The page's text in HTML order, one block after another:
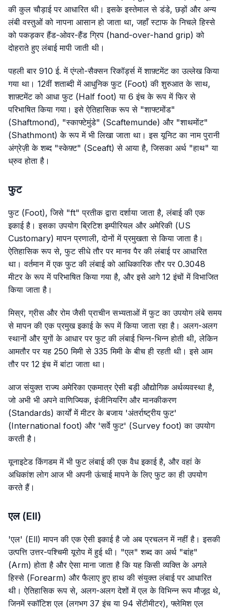
की कुल चौड़ाई पर आधारित थी। इसके इस्तेमाल से डंडे, छड़ों और अन्य
लंबी वस्तुओं को नापना आसान हो जाता था, जहाँ स्टाफ के निचले हिस्से
को पकड़कर हैंड-ओवर-हैंड ग्रिप (hand-over-hand grip) को
दोहराते हुए लंबाई मापी जाती थी।
पहली बार 910 ई. में एंग्लो-सैक्सन रिकॉर्ड्स में शाफ़्टमेंट का उल्लेख किया
गया था। 12वीं शताब्दी में आधुनिक फुट (Foot) की शुरुआत के साथ,
शाफ़्टमेंट को आधा फुट (Half foot) या 6 इंच के रूप में फिर से
परिभाषित किया गया। इसे ऐतिहासिक रूप से "शाफ्टमोंड"
(Shaftmond), "स्काफ्टेमुंडे" (Scaftemunde) और "शाथमोंट"
(Shathmont) के रूप में भी लिखा जाता था। इस यूनिट का नाम पुरानी
अंग्रेज़ी के शब्द "स्केफ़्ट" (Sceaft) से आया है, जिसका अर्थ "हाथ" या
ध्रुव होता है।
फुट
फुट (Foot), जिसे "ft" प्रतीक द्वारा दर्शाया जाता है, लंबाई की एक
इकाई है। इसका उपयोग ब्रिटिश इम्पीरियल और अमेरिकी (US
Customary) मापन प्रणाली, दोनों में प्रमुखता से किया जाता है।
ऐतिहासिक रूप से, फुट सीधे तौर पर मानव पैर की लंबाई पर आधारित
था। वर्तमान में एक फुट की लंबाई को आधिकारिक तौर पर 0.3048
मीटर के रूप में परिभाषित किया गया है, और इसे आगे 12 इंचों में विभाजित
किया जाता है।
मिस्र, ग्रीस और रोम जैसी प्राचीन सभ्यताओं में फुट का उपयोग लंबे समय
से मापन की एक प्रमुख इकाई के रूप में किया जाता रहा है। अलग-अलग
स्थानों और युगों के आधार पर फुट की लंबाई भिन्न-भिन्न होती थी, लेकिन
आमतौर पर यह 250 मिमी से 335 मिमी के बीच ही रहती थी। इसे आम
तौर पर 12 इंच में बांटा जाता था।
आज संयुक्त राज्य अमेरिका एकमात्र ऐसी बड़ी औद्योगिक अर्थव्यवस्था है,
जो अभी भी अपने वाणिज्यिक, इंजीनियरिंग और मानकीकरण
(Standards) कार्यों में मीटर के बजाय 'अंतर्राष्ट्रीय फुट'
(International foot) और 'सर्वे फुट' (Survey foot) का उपयोग
करती है।
यूनाइटेड किंगडम में भी फुट लंबाई की एक वैध इकाई है, और वहां के
अधिकांश लोग आज भी अपनी ऊंचाई मापने के लिए फुट का ही उपयोग
करते हैं।
एल (Ell)
'एल' (Ell) मापन की एक ऐसी इकाई है जो अब प्रचलन में नहीं है। इसकी
उत्पत्ति उत्तर-पश्चिमी यूरोप में हुई थी। "एल" शब्द का अर्थ "बांह"
(Arm) होता है और ऐसा माना जाता है कि यह किसी व्यक्ति के अगले
हिस्से (Forearm) और फैलाए हुए हाथ की संयुक्त लंबाई पर आधारित
थी। ऐतिहासिक रूप से, अलग-अलग देशों में एल के विभिन्न रूप मौजूद थे,
जिनमें स्कॉटिश एल (लगभग 37 इंच या 94 सेंटीमीटर), फ्लेमिश एल